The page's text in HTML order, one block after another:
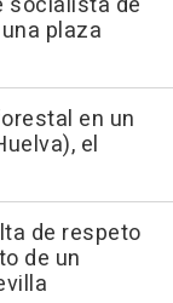
plaza
en un
el
de respeto
de un